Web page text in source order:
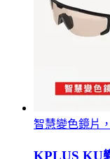
智慧變色鏡片
KPLUS KU